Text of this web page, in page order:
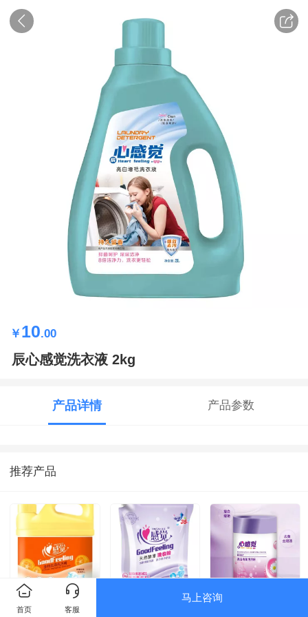
￥ 10.00
辰心感觉洗衣液 2kg
产品详情 产品参数
推荐产品
心感觉金桔去油洗
首页 客服
马上咨询